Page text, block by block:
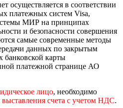
осуществляется в соответствии
платежных систем Visa,
МИР на принципах
и безопасности совершения
самые современные методы
данных по закрытым
банковской карты
платежной странице АО
лицо, необходимо
выставления счета с учетом НДС.